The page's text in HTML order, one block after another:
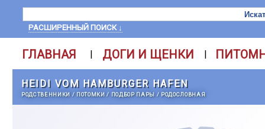
РАСШИРЕННЫЙ ПОИСК ↓
ГЛАВНАЯ | ДОГИ И ЩЕНКИ |
HEIDI VOM HAMBURGER HAFEN
РОДСТВЕННИКИ / ПОТОМКИ/ ПОДБОР ПАРЫ / РОДОСЛОВНАЯ